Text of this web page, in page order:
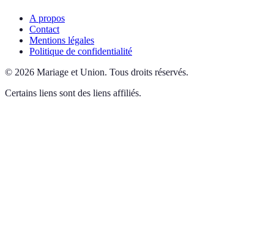
A propos
Contact
Mentions légales
Politique de confidentialité
© 2026 Mariage et Union. Tous droits réservés.
Certains liens sont des liens affiliés.